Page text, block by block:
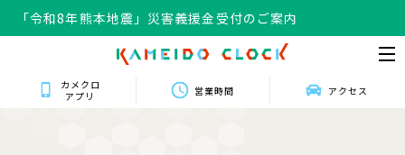
「令和8年熊本地震」災害義援金受付のご案内
カメクロ
アプリ
営業時間 アクセス